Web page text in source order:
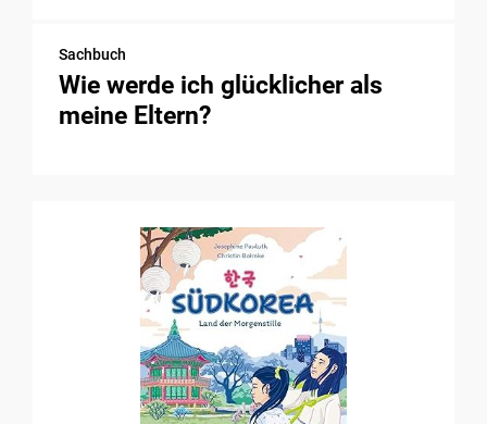
Sachbuch
Wie werde ich glücklicher als
meine Eltern?